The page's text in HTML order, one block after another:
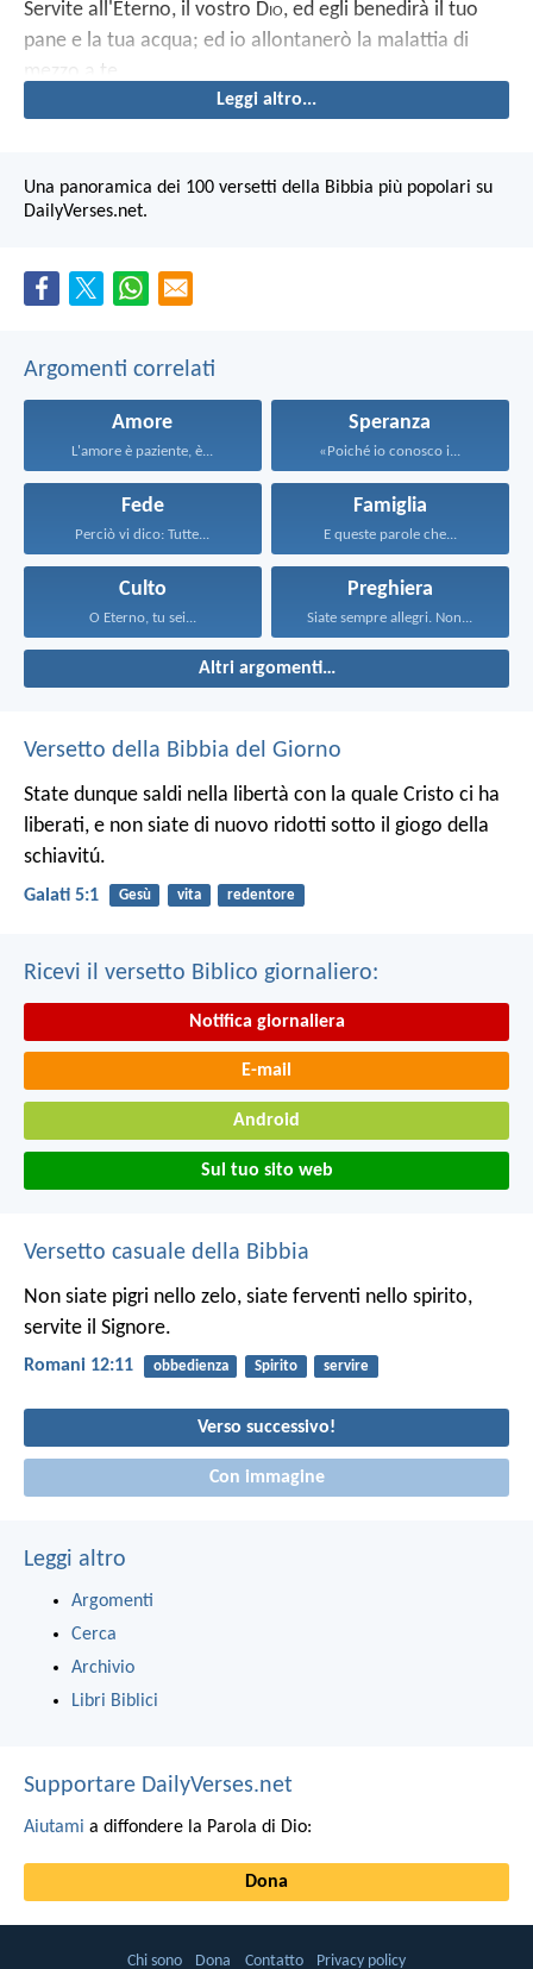
Servite all'Eterno, il vostro Dio, ed egli benedirà il tuo
pane e la tua acqua; ed io allontanerò la malattia di
mezzo a te.
Leggi altro...
Una panoramica dei 100 versetti della Bibbia più popolari su
DailyVerses.net.
Argomenti correlati
Amore
L'amore è paziente, è...
Speranza
«Poiché io conosco i...
Fede
Perciò vi dico: Tutte...
Famiglia
E queste parole che...
Culto
O Eterno, tu sei...
Preghiera
Siate sempre allegri. Non...
Altri argomenti…
Versetto della Bibbia del Giorno
State dunque saldi nella libertà con la quale Cristo ci ha
liberati, e non siate di nuovo ridotti sotto il giogo della
schiavitú.
Galati 5:1 Gesù vita redentore
Ricevi il versetto Biblico giornaliero:
Notifica giornaliera
E-mail
Android
Sul tuo sito web
Versetto casuale della Bibbia
Non siate pigri nello zelo, siate ferventi nello spirito,
servite il Signore.
Romani 12:11 obbedienza Spirito servire
Verso successivo!
Con immagine
Leggi altro
Argomenti
Cerca
Archivio
Libri Biblici
Supportare DailyVerses.net
Aiutami a diffondere la Parola di Dio:
Dona
Chi sono Dona Contatto Privacy policy